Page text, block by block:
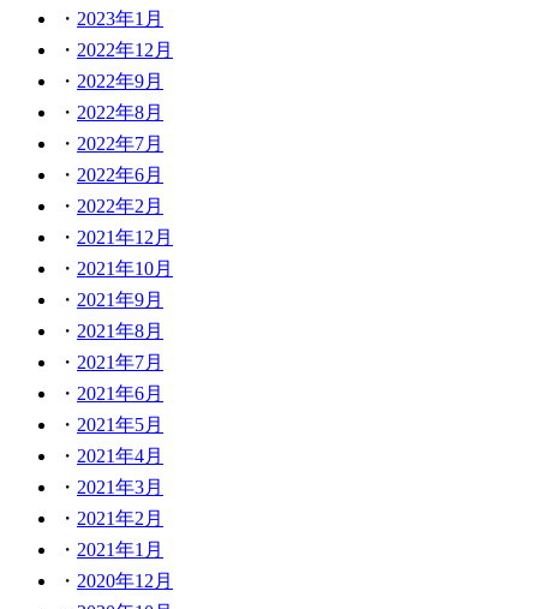
2023年1月
2022年12月
2022年9月
2022年8月
2022年7月
2022年6月
2022年2月
2021年12月
2021年10月
2021年9月
2021年8月
2021年7月
2021年6月
2021年5月
2021年4月
2021年3月
2021年2月
2021年1月
2020年12月